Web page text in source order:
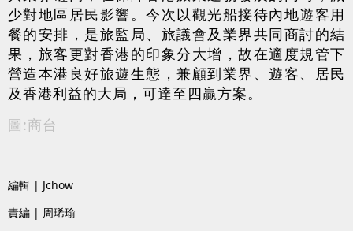
少對地區居民影響。今次以觀光船接待內地遊客用
餐的安排，是旅監局、旅議會及業界共同商討的結
果，旅客更對香港的印象分大增，故在適度規管下
營造本港良好旅遊生態，兼顧到業界、遊客、居民
及香港利益的大局，可達至四贏方案。
圖:商台
編輯 | Jchow
責編 | 周琋瑜